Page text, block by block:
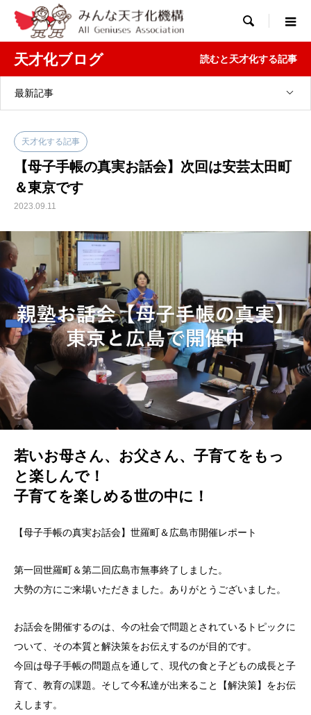

天才化ブログ 読むと天才化する記事
最新記事
天才化する記事
【母子手帳の真実お話会】次回は安芸太田町
＆東京です
2023.09.11
若いお母さん、お父さん、子育てをもっ
と楽しんで！
子育てを楽しめる世の中に！
【母子手帳の真実お話会】世羅町＆広島市開催レポート
第一回世羅町＆第二回広島市無事終了しました。
大勢の方にご来場いただきました。ありがとうございました。
お話会を開催するのは、今の社会で問題とされているトピックに
ついて、その本質と解決策をお伝えするのが目的です。
今回は母子手帳の問題点を通して、現代の食と子どもの成長と子
育て、教育の課題。そして今私達が出来ること【解決策】をお伝
えします。